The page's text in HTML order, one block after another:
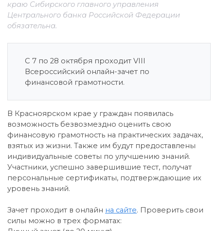
краю Сибирского главного управления
Центрального банка Российской Федерации
обязательна.
С 7 по 28 октября проходит VIII
Всероссийский онлайн-зачет по
финансовой грамотности.
В Красноярском крае у граждан появилась
возможность безвозмездно оценить свою
финансовую грамотность на практических задачах,
взятых из жизни. Также им будут предоставлены
индивидуальные советы по улучшению знаний.
Участники, успешно завершившие тест, получат
персональные сертификаты, подтверждающие их
уровень знаний.
Зачет проходит в онлайн на сайте. Проверить свои
силы можно в трех форматах: